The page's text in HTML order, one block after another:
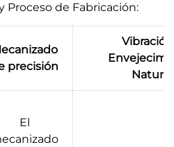
Proceso de Fabricación:
precisión
Natural
El